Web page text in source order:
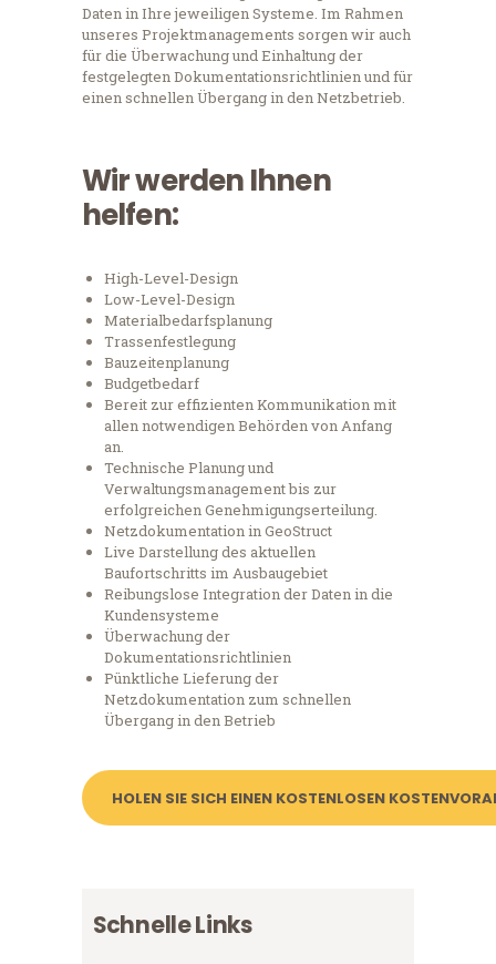
Daten in Ihre jeweiligen Systeme. Im Rahmen
unseres Projektmanagements sorgen wir auch
für die Überwachung und Einhaltung der
festgelegten Dokumentationsrichtlinien und für
einen schnellen Übergang in den Netzbetrieb.
Wir werden Ihnen
helfen:
High-Level-Design
Low-Level-Design
Materialbedarfsplanung
Trassenfestlegung
Bauzeitenplanung
Budgetbedarf
Bereit zur effizienten Kommunikation mit
allen notwendigen Behörden von Anfang
an.
Technische Planung und
Verwaltungsmanagement bis zur
erfolgreichen Genehmigungserteilung.
Netzdokumentation in GeoStruct
Live Darstellung des aktuellen
Baufortschritts im Ausbaugebiet
Reibungslose Integration der Daten in die
Kundensysteme
Überwachung der
Dokumentationsrichtlinien
Pünktliche Lieferung der
Netzdokumentation zum schnellen
Übergang in den Betrieb
HOLEN SIE SICH EINEN KOSTENLOSEN
Schnelle Links